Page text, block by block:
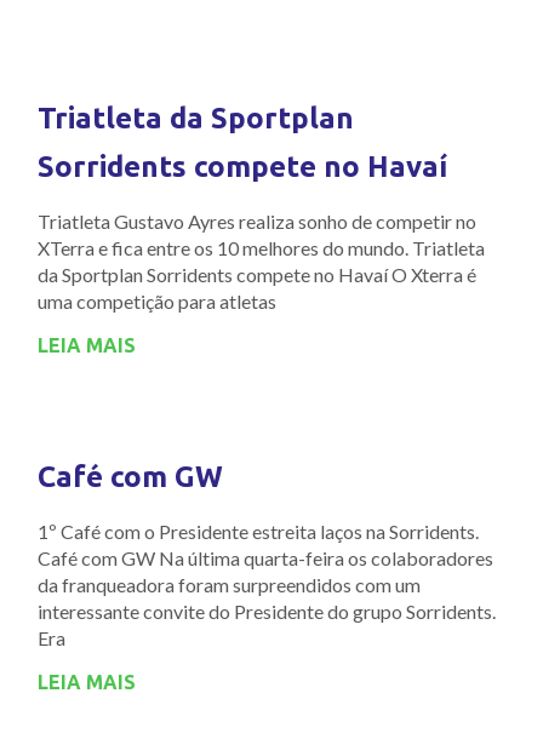
Triatleta da Sportplan
Sorridents compete no Havaí
Triatleta Gustavo Ayres realiza sonho de competir no
XTerra e fica entre os 10 melhores do mundo. Triatleta
da Sportplan Sorridents compete no Havaí O Xterra é
uma competição para atletas
LEIA MAIS
Café com GW
1º Café com o Presidente estreita laços na Sorridents.
Café com GW Na última quarta-feira os colaboradores
da franqueadora foram surpreendidos com um
interessante convite do Presidente do grupo Sorridents.
Era
LEIA MAIS